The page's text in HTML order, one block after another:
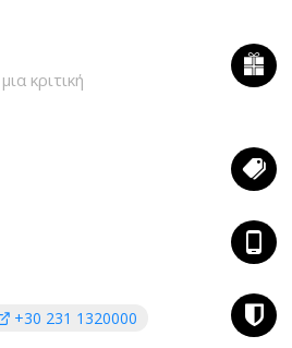
κριτική
+30 231 1320000